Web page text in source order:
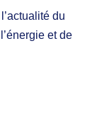
du
et de